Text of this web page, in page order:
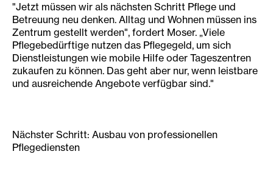
"Jetzt müssen wir als nächsten Schritt Pflege und
Betreuung neu denken. Alltag und Wohnen müssen ins
Zentrum gestellt werden", fordert Moser. „Viele
Pflegebedürftige nutzen das Pflegegeld, um sich
Dienstleistungen wie mobile Hilfe oder Tageszentren
zukaufen zu können. Das geht aber nur, wenn leistbare
und ausreichende Angebote verfügbar sind."
Nächster Schritt: Ausbau von professionellen
Pflegediensten